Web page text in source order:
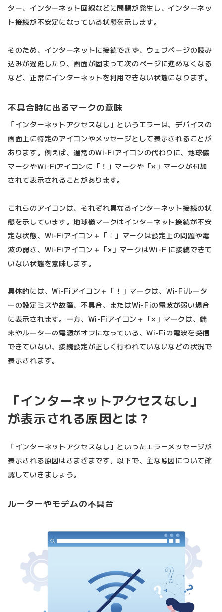
ター、インターネット回線などに問題が発生し、インターネッ
ト接続が不安定になっている状態を示します。
そのため、インターネットに接続できず、ウェブページの読み
込みが遅延したり、画面が固まって次のページに進めなくなる
など、正常にインターネットを利用できない状態になります。
不具合時に出るマークの意味
「インターネットアクセスなし」というエラーは、デバイスの
画面上に特定のアイコンやメッセージとして表示されることが
あります。例えば、通常のWi-Fiアイコンの代わりに、地球儀
マークやWi-Fiアイコンに「！」マークや「×」マークが付加
されて表示されることがあります。
これらのアイコンは、それぞれ異なるインターネット接続の状
態を示しています。地球儀マークはインターネット接続が不安
定な状態、Wi-Fiアイコン＋「！」マークは設定上の問題や電
波の弱さ、Wi-Fiアイコン＋「×」マークはWi-Fiに接続できて
いない状態を意味します。
具体的には、Wi-Fiアイコン＋「！」マークは、Wi-Fiルータ
ーの設定ミスや故障、不具合、またはWi-Fiの電波が弱い場合
に表示されます。一方、Wi-Fiアイコン＋「×」マークは、端
末やルーターの電源がオフになっている、Wi-Fiの電波を受信
できていない、接続設定が正しく行われていないなどの状況で
表示されます。
「インターネットアクセスなし」
が表示される原因とは？
「インターネットアクセスなし」といったエラーメッセージが
表示される原因はさまざまです。以下で、主な原因について確
認していきましょう。
ルーターやモデムの不具合